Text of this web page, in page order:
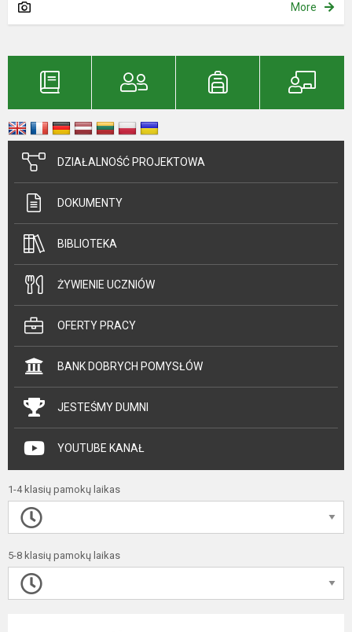
More
DZIAŁALNOŚĆ PROJEKTOWA
DOKUMENTY
BIBLIOTEKA
ŻYWIENIE UCZNIÓW
OFERTY PRACY
BANK DOBRYCH POMYSŁÓW
JESTEŚMY DUMNI
YOUTUBE KANAŁ
1-4 klasių pamokų laikas
5-8 klasių pamokų laikas